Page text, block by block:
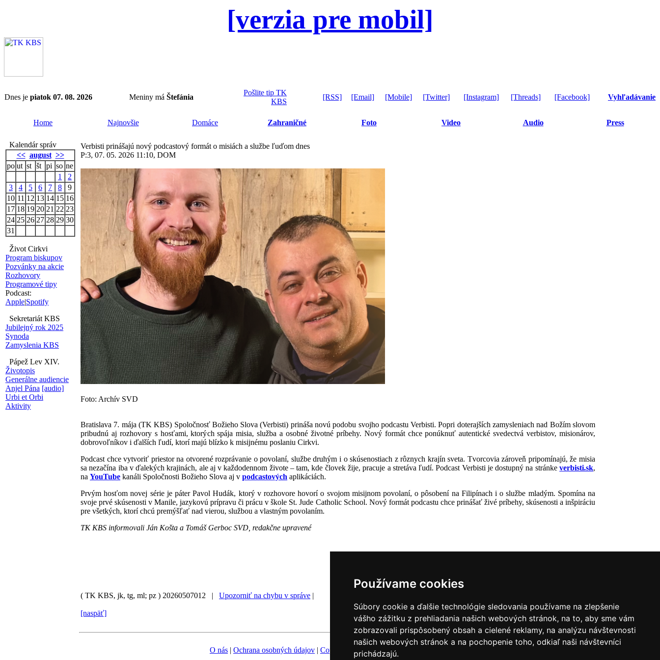
Používame cookies
Súbory cookie a ďalšie technológie sledovania používame na zlepšenie
vášho zážitku z prehliadania našich webových stránok, na to, aby sme vám
zobrazovali prispôsobený obsah a cielené reklamy, na analýzu návštevnosti
našich webových stránok a na pochopenie toho, odkiaľ naši návštevníci
prichádzajú.
[verzia pre mobil]
Dnes je piatok 07. 08. 2026 Meniny má Štefánia
Pošlite tip TK
KBS
[RSS] [Email] [Mobile] [Twitter] [Instagram] [Threads] [Facebook] Vyhľadávanie
Home Najnovšie Domáce Zahraničné Foto Video Audio Press
Kalendár správ
<< august >>
po ut st št pi so ne
1
2
3
4 5 6 7 8
9
10 11 12 13 14 15 16
17 18 19 20 21 22 23
24 25 26 27 28 29 30
31
Život Cirkvi
Program biskupov
Pozvánky na akcie
Rozhovory
Programové tipy
Podcast:
Apple|Spotify
Sekretariát KBS
Jubilejný rok 2025
Synoda
Zamyslenia KBS
Pápež Lev XIV.
Životopis
Generálne audiencie
Anjel Pána [audio]
Urbi et Orbi
Aktivity
Verbisti prinášajú nový podcastový formát o misiách a službe ľuďom dnes
P:3, 07. 05. 2026 11:10, DOM
Foto: Archív SVD
Bratislava 7. mája (TK KBS) Spoločnosť Božieho Slova (Verbisti) prináša novú podobu svojho podcastu Verbisti. Popri doterajších zamysleniach nad Božím slovom
pribudnú aj rozhovory s hosťami, ktorých spája misia, služba a osobné životné príbehy. Nový formát chce ponúknuť autentické svedectvá verbistov, misionárov,
dobrovoľníkov i ďalších ľudí, ktorí majú blízko k misijnému poslaniu Cirkvi.
Podcast chce vytvoriť priestor na otvorené rozprávanie o povolaní, službe druhým i o skúsenostiach z rôznych krajín sveta. Tvorcovia zároveň pripomínajú, že misia
sa nezačína iba v ďalekých krajinách, ale aj v každodennom živote – tam, kde človek žije, pracuje a stretáva ľudí. Podcast Verbisti je dostupný na stránke verbisti.sk,
na YouTube kanáli Spoločnosti Božieho Slova aj v podcastových aplikáciách.
Prvým hosťom novej série je páter Pavol Hudák, ktorý v rozhovore hovorí o svojom misijnom povolaní, o pôsobení na Filipínach i o službe mladým. Spomína na
svoje prvé skúsenosti v Manile, jazykovú prípravu či prácu v škole St. Jude Catholic School. Nový formát podcastu chce prinášať živé príbehy, skúsenosti a inšpiráciu
pre všetkých, ktorí chcú premýšľať nad vierou, službou a vlastným povolaním.
TK KBS informovali Ján Košta a Tomáš Gerboc SVD, redakčne upravené
( TK KBS, jk, tg, ml; pz ) 20260507012 | Upozorniť na chybu v správe |
[naspäť]
O nás | Ochrana osobných údajov | Copyright Fotobanka |Hovorca KBS